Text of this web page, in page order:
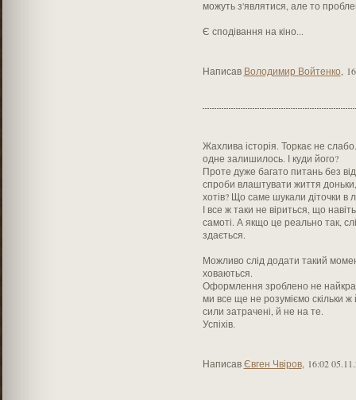
можуть з'являтися, але то
Є сподівання на кіно...
Написав Володимир Войтенко
Жахлива історія. Торкає не
одне залишилось. І куди його?
Проте дуже багато питань без
спроби влаштувати життя
хотів? Що саме шукали діточки в
І все ж таки не віриться, що
самоті. А якщо це реально так,
здається.
Можливо слід додати такий
ховаються.
Оформлення зроблено не
ми все ще не розуміємо скільки
сили затрачені, й не на те.
Успіхів.
НаписавЄвген Чвіров, 16:02